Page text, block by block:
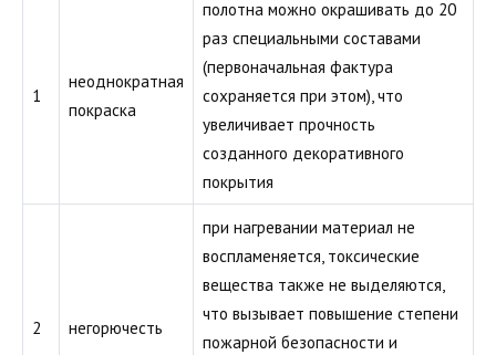
1
неоднократная
покраска
полотна можно окрашивать до 20
раз специальными составами
(первоначальная фактура
сохраняется при этом), что
увеличивает прочность
созданного декоративного
покрытия
2 негорючесть
при нагревании материал не
воспламеняется, токсические
вещества также не выделяются,
что вызывает повышение степени
пожарной безопасности и